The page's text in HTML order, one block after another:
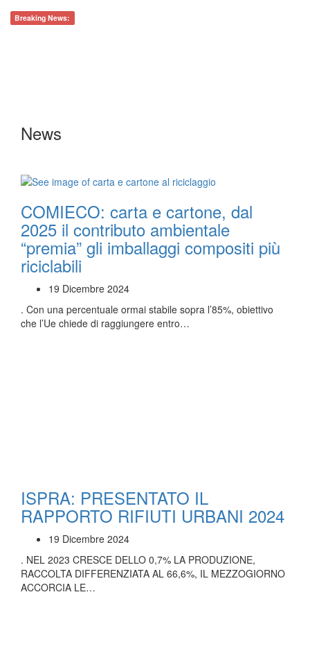
Breaking News:
News
COMIECO: carta e cartone, dal
2025 il contributo ambientale
“premia” gli imballaggi compositi più
riciclabili
19 Dicembre 2024
. Con una percentuale ormai stabile sopra l’85%, obiettivo
che l’Ue chiede di raggiungere entro…
ISPRA: PRESENTATO IL
RAPPORTO RIFIUTI URBANI 2024
19 Dicembre 2024
. NEL 2023 CRESCE DELLO 0,7% LA PRODUZIONE,
RACCOLTA DIFFERENZIATA AL 66,6%, IL MEZZOGIORNO
ACCORCIA LE…